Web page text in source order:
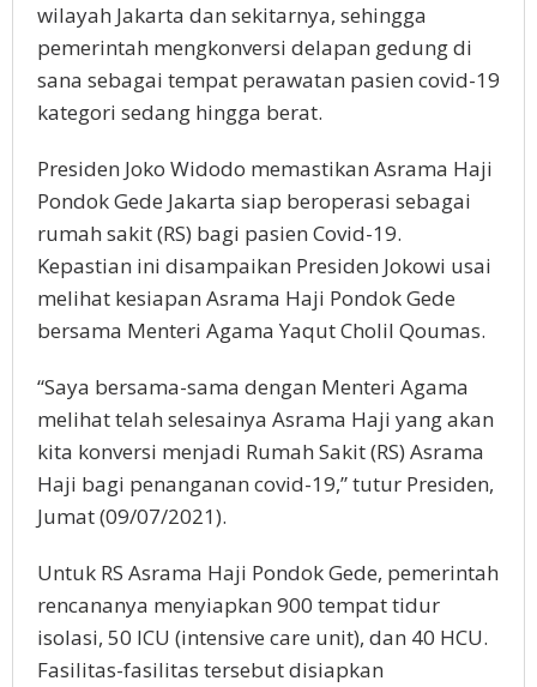
wilayah Jakarta dan sekitarnya, sehingga
pemerintah mengkonversi delapan gedung di
sana sebagai tempat perawatan pasien covid-19
kategori sedang hingga berat.
Presiden Joko Widodo memastikan Asrama Haji
Pondok Gede Jakarta siap beroperasi sebagai
rumah sakit (RS) bagi pasien Covid-19.
Kepastian ini disampaikan Presiden Jokowi usai
melihat kesiapan Asrama Haji Pondok Gede
bersama Menteri Agama Yaqut Cholil Qoumas.
“Saya bersama-sama dengan Menteri Agama
melihat telah selesainya Asrama Haji yang akan
kita konversi menjadi Rumah Sakit (RS) Asrama
Haji bagi penanganan covid-19,” tutur Presiden,
Jumat (09/07/2021).
Untuk RS Asrama Haji Pondok Gede, pemerintah
rencananya menyiapkan 900 tempat tidur
isolasi, 50 ICU (intensive care unit), dan 40 HCU.
Fasilitas-fasilitas tersebut disiapkan